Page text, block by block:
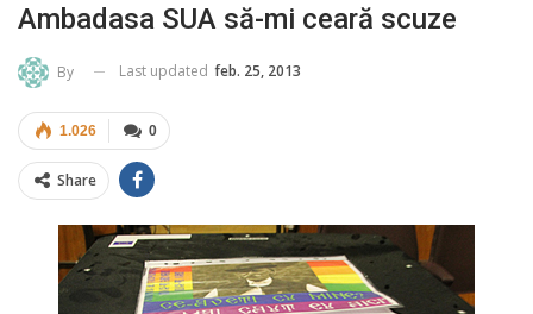
Ambadasa SUA să-mi ceară scuze
By Last updated feb. 25, 2013
0
1.026
Share